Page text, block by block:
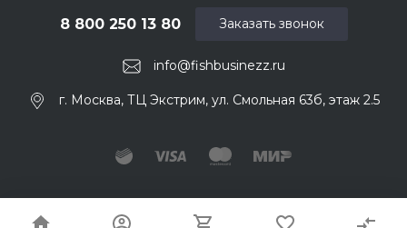
info@fishbusinezz.ru
8 800 250 13 80
г. Москва, ТЦ Экстрим, ул. Смольная 63б, этаж 2.5
Заказать звонок